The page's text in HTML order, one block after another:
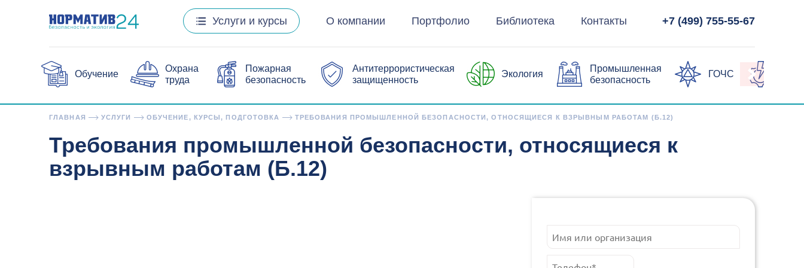
Услуги и курсы О компании Портфолио Библиотека Контакты +7 (499) 755-55-67
Обучение
Охрана
труда
Пожарная
безопасность
Антитеррористическая
защищенность
Экология
Промышленная
безопасность
ГОЧС
ГЛАВНАЯ УСЛУГИ ОБУЧЕНИЕ, КУРСЫ, ПОДГОТОВКА ТРЕБОВАНИЯ ПРОМЫШЛЕННОЙ БЕЗОПАСНОСТИ, ОТНОСЯЩИЕСЯ К ВЗРЫВНЫМ РАБОТАМ (Б.12)
Требования промышленной безопасности, относящиеся к
взрывным работам (Б.12)